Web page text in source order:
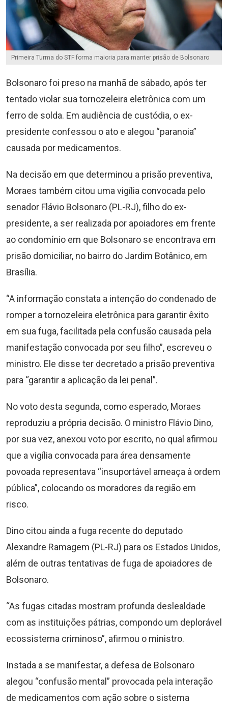
Primeira Turma do STF forma maioria para manter prisão de Bolsonaro
Bolsonaro foi preso na manhã de sábado, após ter
tentado violar sua tornozeleira eletrônica com um
ferro de solda. Em audiência de custódia, o ex-
presidente confessou o ato e alegou “paranoia”
causada por medicamentos.
Na decisão em que determinou a prisão preventiva,
Moraes também citou uma vigília convocada pelo
senador Flávio Bolsonaro (PL-RJ), filho do ex-
presidente, a ser realizada por apoiadores em frente
ao condomínio em que Bolsonaro se encontrava em
prisão domiciliar, no bairro do Jardim Botânico, em
Brasília.
“A informação constata a intenção do condenado de
romper a tornozeleira eletrônica para garantir êxito
em sua fuga, facilitada pela confusão causada pela
manifestação convocada por seu filho”, escreveu o
ministro. Ele disse ter decretado a prisão preventiva
para “garantir a aplicação da lei penal”.
No voto desta segunda, como esperado, Moraes
reproduziu a própria decisão. O ministro Flávio Dino,
por sua vez, anexou voto por escrito, no qual afirmou
que a vigília convocada para área densamente
povoada representava “insuportável ameaça à ordem
pública”, colocando os moradores da região em
risco.
Dino citou ainda a fuga recente do deputado
Alexandre Ramagem (PL-RJ) para os Estados Unidos,
além de outras tentativas de fuga de apoiadores de
Bolsonaro.
“As fugas citadas mostram profunda deslealdade
com as instituições pátrias, compondo um deplorável
ecossistema criminoso”, afirmou o ministro.
Instada a se manifestar, a defesa de Bolsonaro
alegou “confusão mental” provocada pela interação
de medicamentos com ação sobre o sistema